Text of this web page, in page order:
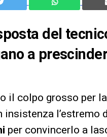
del
a
il colpo grosso per
l’estremo
per convincerlo a